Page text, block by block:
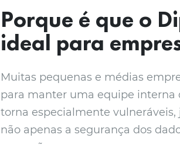
Porque é que o
ideal para
Muitas pequenas e médias
para manter uma equipe interna
torna especialmente
não apenas a segurança dos